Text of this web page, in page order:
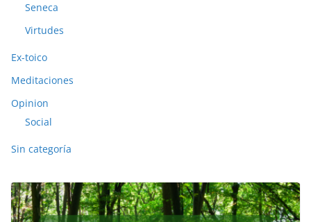
Seneca
Virtudes
Ex-toico
Meditaciones
Opinion
Social
Sin categoría